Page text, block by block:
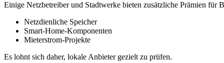
Einige Netzbetreiber und Stadtwerke bieten zusätzliche Prämien für
Netzdienliche Speicher
Smart-Home-Komponenten
Mieterstrom-Projekte
Es lohnt sich daher, lokale Anbieter gezielt zu prüfen.